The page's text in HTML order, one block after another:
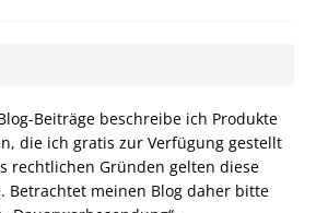
Beiträge beschreibe ich Produkte
die ich gratis zur Verfügung gestellt
rechtlichen Gründen gelten diese
Betrachtet meinen Blog daher bitte